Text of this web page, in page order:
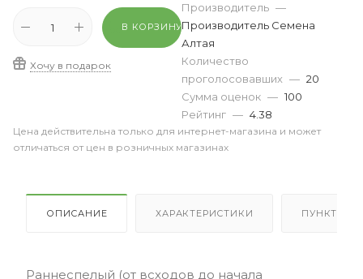
В КОРЗИНУ
Хочу в подарок
Производитель —
Производитель Семена
Алтая
Количество
проголосовавших — 20
Сумма оценок — 100
Рейтинг — 4.38
Цена действительна только для интернет-магазина и может
отличаться от цен в розничных магазинах
ОПИСАНИЕ ХАРАКТЕРИСТИКИ ПУНКТЫ
Раннеспелый (от всходов до начала